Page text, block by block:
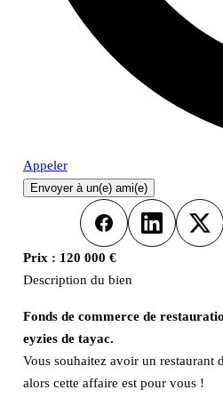
Appeler
Envoyer à un(e) ami(e)
FacebookLinkedInX
Prix : 120 000 €
Description du bien
Fonds de commerce de
eyzies de tayac.
Vous souhaitez avoir un restaurant
alors cette affaire est pour vous !